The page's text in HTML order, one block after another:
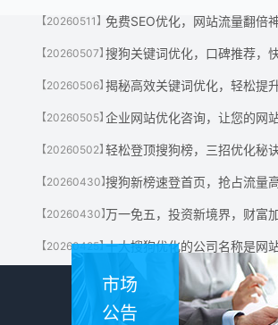
【20260511】
【20260507】
【20260506】
【20260505】
【20260502】轻松登顶搜狗榜，三招优化秘诀
【20260430】
【20260430】万一免五，投资新境界，财富加
【20260425】
市场
公告